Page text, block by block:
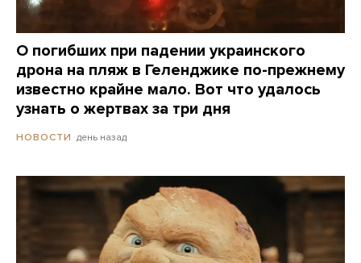
О погибших при падении украинского
дрона на пляж в Геленджике по-прежнему
известно крайне мало. Вот что удалось
узнать о жертвах за три дня
НОВОСТИ день назад